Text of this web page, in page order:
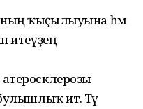
ҡыҫылыуына һәм
итеүҙең
итә. Тәү